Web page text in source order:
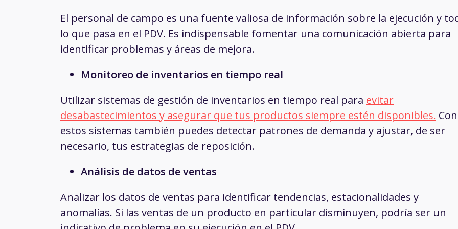
El personal de campo es una fuente valiosa de información sobre la ejecución y
lo que pasa en el PDV. Es indispensable fomentar una comunicación abierta para
identificar problemas y áreas de mejora.
Monitoreo de inventarios en tiempo real
Utilizar sistemas de gestión de inventarios en tiempo real para evitar
desabastecimientos y asegurar que tus productos siempre estén disponibles. Con
estos sistemas también puedes detectar patrones de demanda y ajustar, de ser
necesario, tus estrategias de reposición.
Análisis de datos de ventas
Analizar los datos de ventas para identificar tendencias, estacionalidades y
anomalías. Si las ventas de un producto en particular disminuyen, podría ser un